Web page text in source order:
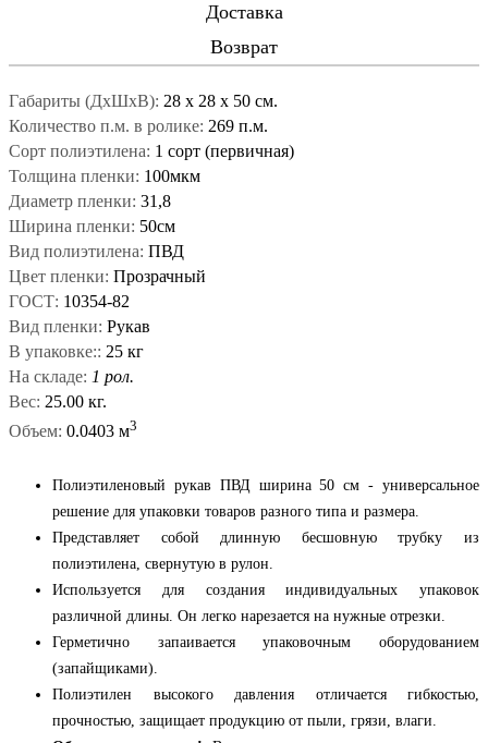
Доставка
Возврат
Габариты (ДxШxВ): 28 x 28 x 50 см.
Количество п.м. в ролике: 269 п.м.
Сорт полиэтилена: 1 сорт (первичная)
Толщина пленки: 100мкм
Диаметр пленки: 31,8
Ширина пленки: 50см
Вид полиэтилена: ПВД
Цвет пленки: Прозрачный
ГОСТ: 10354-82
Вид пленки: Рукав
В упаковке:: 25 кг
На складе: 1 рол.
Вес: 25.00 кг.
Объем: 0.0403 м3
Полиэтиленовый рукав ПВД ширина 50 см - универсальное
решение для упаковки товаров разного типа и размера.
Представляет собой длинную бесшовную трубку из
полиэтилена, свернутую в рулон.
Используется для создания индивидуальных упаковок
различной длины. Он легко нарезается на нужные отрезки.
Герметично запаивается упаковочным оборудованием
(запайщиками).
Полиэтилен высокого давления отличается гибкостью,
прочностью, защищает продукцию от пыли, грязи, влаги.